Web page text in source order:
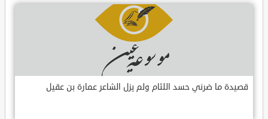
قصيدة ما ضرني حسد اللئام ولم يزل الشاعر عمارة بن عقيل